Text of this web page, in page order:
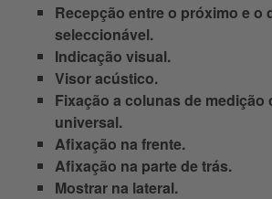
Recepção entre o próximo e o
seleccionável.
Indicação visual.
Visor acústico.
Fixação a colunas de medição
universal.
Afixação na frente.
Afixação na parte de trás.
Mostrar na lateral.